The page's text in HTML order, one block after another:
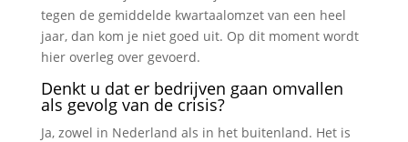
tegen de gemiddelde kwartaalomzet van een heel
jaar, dan kom je niet goed uit. Op dit moment wordt
hier overleg over gevoerd.
Denkt u dat er bedrijven gaan omvallen
als gevolg van de crisis?
Ja, zowel in Nederland als in het buitenland. Het is